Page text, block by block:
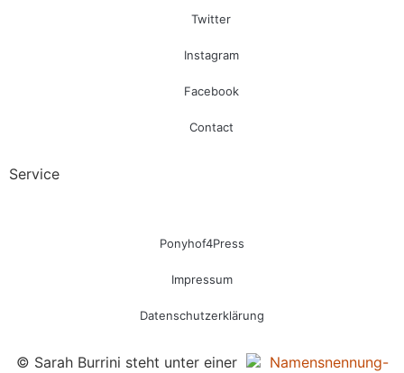
Twitter
Instagram
Facebook
Contact
Service
Ponyhof4Press
Impressum
Datenschutzerklärung
© Sarah Burrini steht unter einer
Namensnennung-